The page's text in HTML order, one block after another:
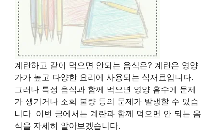
계란하고 같이 먹으면 안되는 음식은? 계란은 영양
가가 높고 다양한 요리에 사용되는 식재료입니다.
그러나 특정 음식과 함께 먹으면 영양 흡수에 문제
가 생기거나 소화 불량 등의 문제가 발생할 수 있습
니다. 이번 글에서는 계란과 함께 먹으면 안 되는 음
식을 자세히 알아보겠습니다.